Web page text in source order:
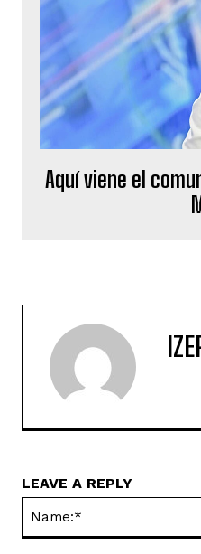
Aquí viene el
LEAVE A REPLY